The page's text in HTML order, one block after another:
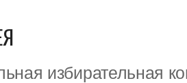
избирательная